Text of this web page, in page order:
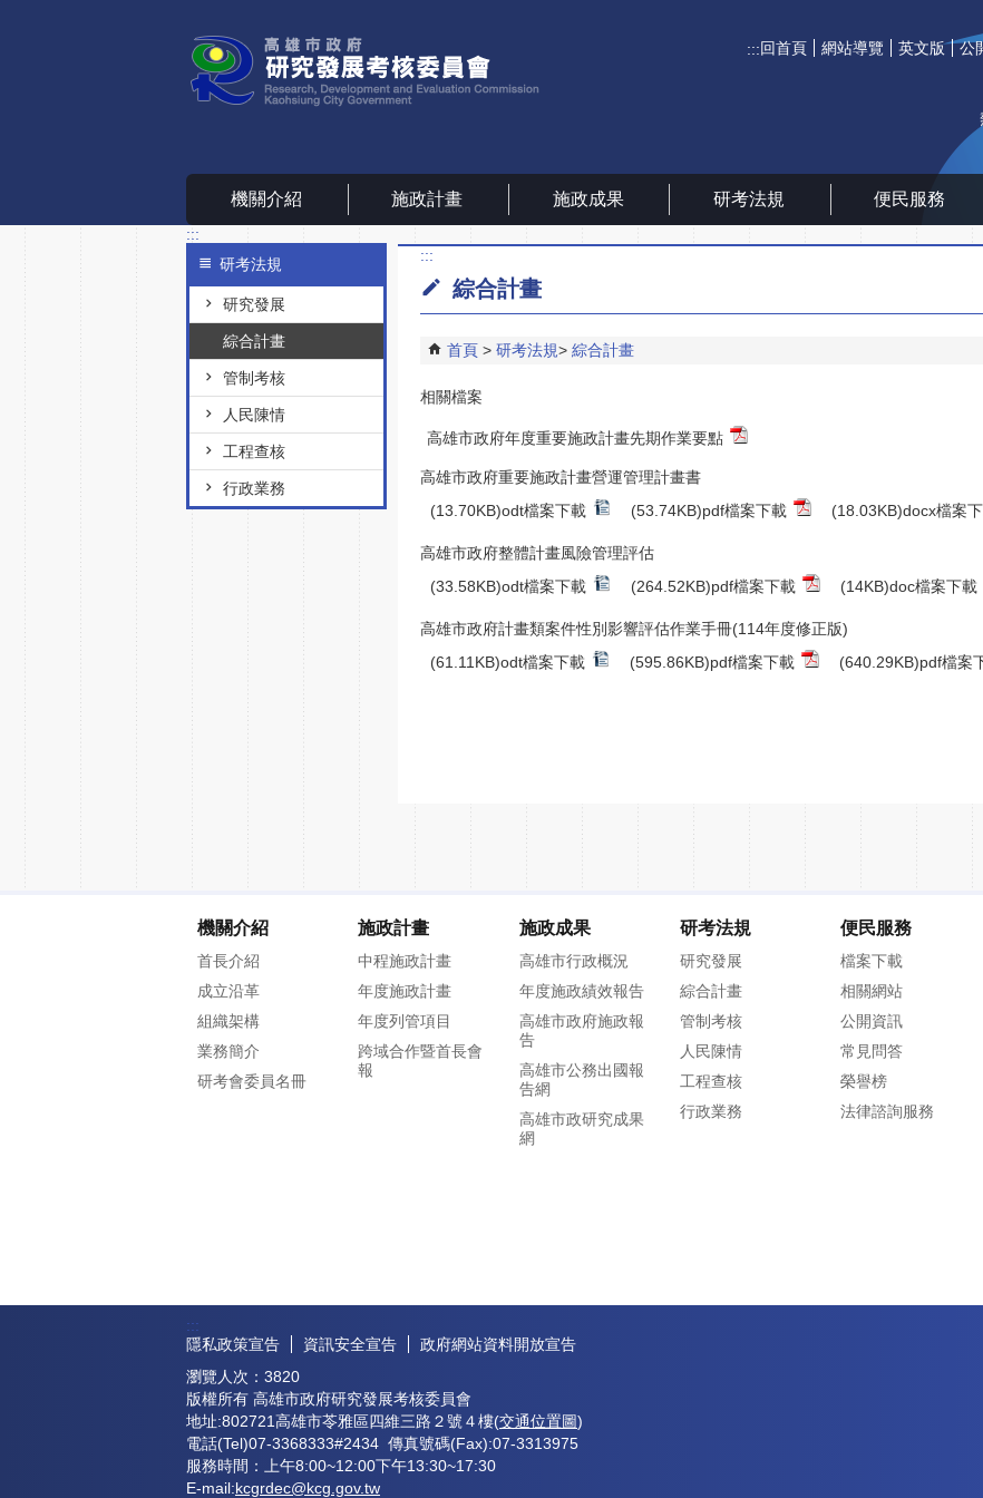
:::回首頁 網站導覽 英文版 公
機關介紹 施政計畫 施政成果 研考法規 便民服務
:::
研考法規
研究發展
綜合計畫
管制考核
人民陳情
工程查核
行政業務
:::
綜合計畫
首頁 研考法規 綜合計畫
相關檔案
高雄市政府年度重要施政計畫先期作業要點
高雄市政府重要施政計畫營運管理計畫書
(13.70KB)odt檔案下載
(53.74KB)pdf檔案下載 (18.03KB)docx檔案
高雄市政府整體計畫風險管理評估
(33.58KB)odt檔案下載
(264.52KB)pdf檔案下載 (14KB)doc檔案下載
高雄市政府計畫類案件性別影響評估作業手冊(114年度修正版)
(61.11KB)odt檔案下載
(595.86KB)pdf檔案下載 (640.29KB)pdf檔案
機關介紹
首長介紹
成立沿革
組織架構
業務簡介
研考會委員名冊
施政計畫
中程施政計畫
年度施政計畫
年度列管項目
跨域合作暨首長會
報
施政成果
高雄市行政概況
年度施政績效報告
高雄市政府施政報
告
高雄市公務出國報
告網
高雄市政研究成果
網
研考法規
研究發展
綜合計畫
管制考核
人民陳情
工程查核
行政業務
便民服務
檔案下載
相關網站
公開資訊
常見問答
榮譽榜
法律諮詢服務
:::
隱私政策宣告
資訊安全宣告
政府網站資料開放宣告
瀏覽人次： 3820
版權所有 高雄市政府研究發展考核委員會
地址:802721高雄市苓雅區四維三路２號４樓(交通位置圖)
電話(Tel)07-3368333#2434 傳真號碼(Fax):07-3313975
服務時間：上午8:00~12:00下午13:30~17:30
E-mail:kcgrdec@kcg.gov.tw